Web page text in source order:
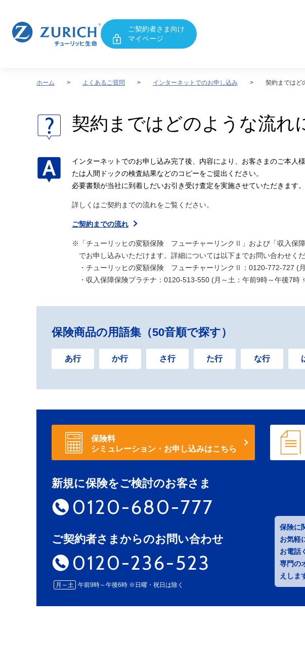
ご契約者さま向け
マイページ
ホーム よくあるご質問 インターネットでのお申し込み 契約まではど
契約まではどのような流れ
インターネットでのお申し込み完了後、内容により、お客さまのご本人
たは人間ドックの検査結果などのコピーをご提出ください。
必要書類が当社に到着しだいお引き受け査定を実施させていただきます。
詳しくはご契約までの流れをご覧ください。
ご契約までの流れ
※「チューリッヒの変額保険 フューチャーリンクⅡ」および「収入保
でお申し込みいただけます。詳細については以下までお問い合わせくだ
・チューリッヒの変額保険 フューチャーリンクⅡ：0120-772-727 (
・収入保障保険プラチナ：0120-513-550 (月～土：午前9時～午後7
保険商品の用語集（50音順で探す）
あ行 か行 さ行 た行 な行
保険料
シミュレーション・お申し込みはこちら
新規に保険をご検討のお客さま
0120-680-777
ご契約者さまからのお問い合わせ
0120-236-523
月～土 午前9時～午後6時 ※日曜・祝日は除く
保険に
お気軽
お電話
専門の
えしま